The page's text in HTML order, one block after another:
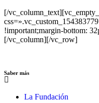
[/
!important;margin-bottom:
[/vc_column][/vc_row]
Saber más
La Fundación